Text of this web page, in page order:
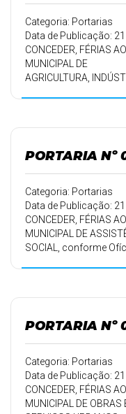
Categoria: Portarias
Data de Publicação:
CONCEDER, FÉRIAS
MUNICIPAL DE
AGRICULTURA,
PORTARIA Nº
Categoria: Portarias
Data de Publicação:
CONCEDER, FÉRIAS
MUNICIPAL DE
SOCIAL, conforme
PORTARIA Nº
Categoria: Portarias
Data de Publicação:
CONCEDER, FÉRIAS
MUNICIPAL DE OBRAS